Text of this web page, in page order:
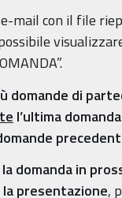
mail con il file
domande di
l’ultima
domanda in
presentazione,